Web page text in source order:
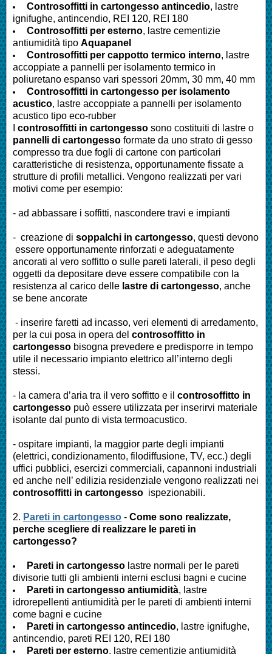
Controsoffitti in cartongesso antincedio, lastre
ignifughe, antincendio, REI 120, REI 180
Controsoffitti per esterno, lastre cementizie
antiumidità tipo Aquapanel
Controsoffitti per cappotto termico interno, lastre
accoppiate a pannelli per isolamento termico in
poliuretano espanso vari spessori 20mm, 30 mm, 40 mm
Controsoffitti in cartongesso per isolamento
acustico, lastre accoppiate a pannelli per isolamento
acustico tipo eco-rubber
controsoffitti in cartongesso sono costituiti di lastre o
pannelli di cartongesso formate da uno strato di gesso
compresso tra due fogli di cartone con particolari
caratteristiche di resistenza, opportunamente fissate a
strutture di profili metallici. Vengono realizzati per vari
motivi come per esempio:
- ad abbassare i soffitti, nascondere travi e impianti
- creazione di soppalchi in cartongesso, questi devono
essere opportunamente rinforzati e adeguatamente
ancorati al vero soffitto o sulle pareti laterali, il peso degli
oggetti da depositare deve essere compatibile con la
resistenza al carico delle lastre di cartongesso, anche
se bene ancorate
- inserire faretti ad incasso, veri elementi di arredamento,
per la cui posa in opera del controsoffitto in
cartongesso bisogna prevedere e predisporre in tempo
utile il necessario impianto elettrico all’interno degli
stessi.
- la camera d’aria tra il vero soffitto e il controsoffitto in
cartongesso può essere utilizzata per inserirvi materiale
isolante dal punto di vista termoacustico.
- ospitare impianti, la maggior parte degli impianti
(elettrici, condizionamento, filodiffusione, TV, ecc.) degli
uffici pubblici, esercizi commerciali, capannoni industriali
ed anche nell’ edilizia residenziale vengono realizzati nei
controsoffitti in cartongesso ispezionabili.
2. Pareti in cartongesso - Come sono realizzate,
perche scegliere di realizzare le pareti in
cartongesso?
Pareti in cartongesso lastre normali per le pareti
divisorie tutti gli ambienti interni esclusi bagni e cucine
Pareti in cartongesso antiumidità, lastre
idrorepellenti antiumidità per le pareti di ambienti interni
come bagni e cucine
Pareti in cartongesso antincedio, lastre ignifughe,
antincendio, pareti REI 120, REI 180
Pareti per esterno, lastre cementizie antiumidità